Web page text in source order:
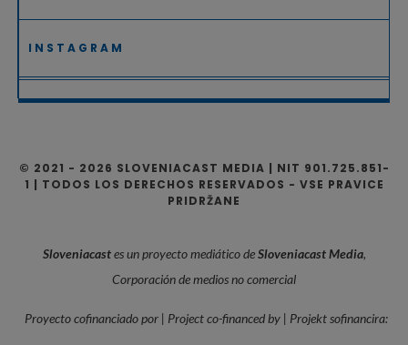
INSTAGRAM
© 2021 - 2026 SLOVENIACAST MEDIA | NIT 901.725.851-
1 | TODOS LOS DERECHOS RESERVADOS - VSE PRAVICE
PRIDRŽANE
Sloveniacastes un proyecto mediático deSloveniacast Media,
Corporación de medios no comercial
Proyecto cofinanciado por | Project co-financed by | Projekt sofinancira: